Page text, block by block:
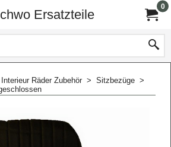
Ersatzteile
0
Interieur Räder Zubehör > Sitzbezüge >